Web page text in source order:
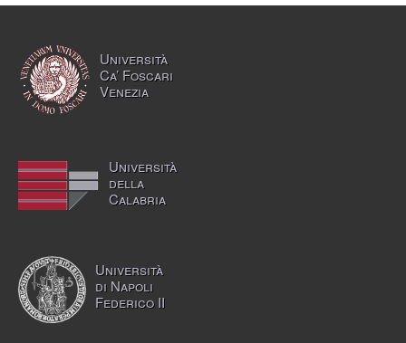
Università
Ca’ Foscari
Venezia
Università
della
Calabria
Università
di Napoli
Federico II